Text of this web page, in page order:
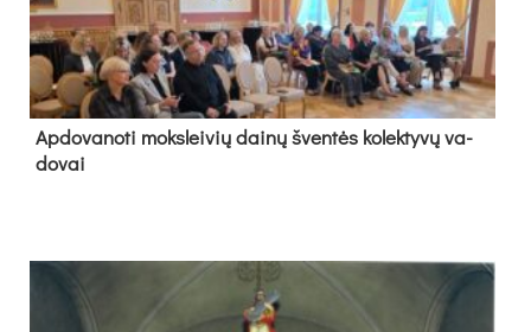
Ap­do­va­no­ti moks­lei­vių dai­nų šven­tės ko­lek­ty­vų va­
do­vai